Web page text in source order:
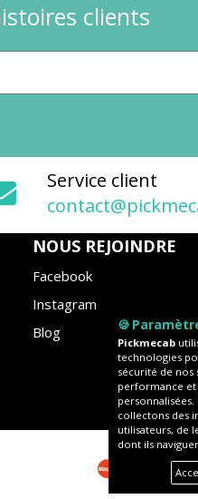
clients
Service client
NOUS REJOINDRE
Facebook
Instagram
Blog
🍪
Pickmecab
technologies
sécurité de
performance
collectons des
utilisateurs, de
dont ils